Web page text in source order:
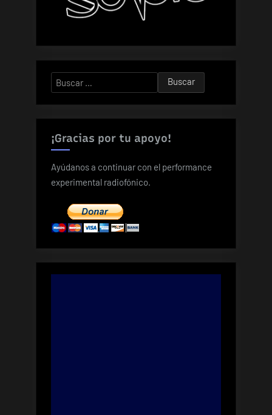
Buscar:
¡Gracias por tu apoyo!
Ayúdanos a continuar con el performance
experimental radiofónico.